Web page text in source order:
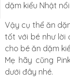
dặm kiểu Nhật
Vậy cụ thể ăn
tốt với bé như lời
cho bé ăn dặm
Mẹ hãy cũng
dưới đây nhé.